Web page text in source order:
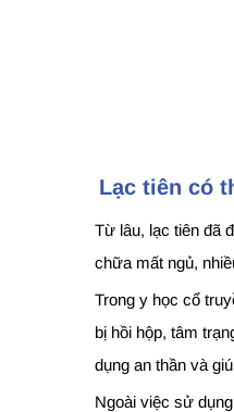
Lạc tiên có
Từ lâu, lạc tiên đã
chữa mất ngủ,
Trong y học cổ
bị hồi hộp, tâm
dụng an thần và
Ngoài việc sử